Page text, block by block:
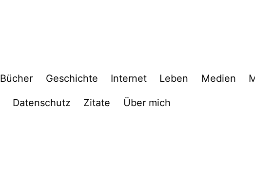
Bücher Geschichte Internet Leben Medien
Datenschutz Zitate Über mich